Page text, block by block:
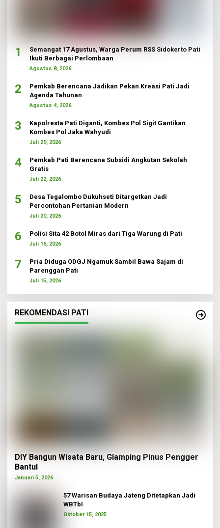
1
Semangat 17 Agustus, Warga Perum RSS Sidokerto Pati
Ikuti Berbagai Perlombaan
Agustus 8, 2026
2
Pemkab Berencana Jadikan Pekan Kreasi Pati Jadi
Agenda Tahunan
Agustus 4, 2026
3
Kapolresta Pati Diganti, Kombes Pol Sigit Gantikan
Kombes Pol Jaka Wahyudi
Juli 29, 2026
4
Pemkab Pati Berencana Subsidi Angkutan Sekolah
Gratis
Juli 22, 2026
5
Desa Tegalombo Dukuhseti Ditargetkan Jadi
Percontohan Pertanian Modern
Juli 20, 2026
6 Polisi Sita 42 Botol Miras dari Tiga Warung di Pati
Juli 16, 2026
7
Pria Diduga ODGJ Ngamuk Sambil Bawa Sajam di
Parenggan Pati
Juli 15, 2026
REKOMENDASI PATI
DIY Bangun Wisata Baru, Glamping Pinus Pengger
Bantul
Januari 5, 2026
57 Warisan Budaya Jateng Ditetapkan Jadi
WBTbI
Oktober 15, 2025